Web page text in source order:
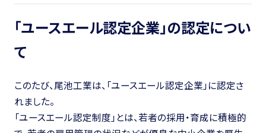
「ユースエール認定企業」の認定につい
て
このたび、尾池工業は、「ユースエール認定企業」に認定さ
れました。
「ユースエール認定制度」とは、若者の採用・育成に積極的